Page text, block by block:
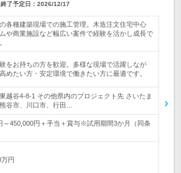
終了予定日： 2026/12/17
各種建築現場での施工管理。木造注文住宅中心
や商業施設など幅広い案件で経験を活かし成長で
をお持ちの方を歓迎。多様な現場で活躍しなが
めたい方・安定環境で働きたい方に最適です。
越谷4-8-1 その他県内のプロジェクト先 さいたま
谷市、川口市、行田…
～450,000円＋手当＋賞与※試用期間3か月（同条
円